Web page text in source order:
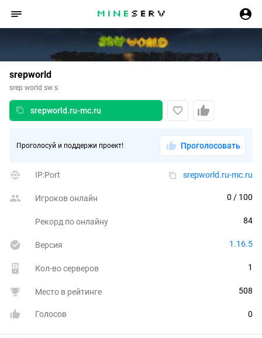
srepworld
srep world sw s
srepworld.ru-mc.ru
Проголосуй и поддержи проект! Проголосовать
IP:Port srepworld.ru-mc.ru
Игроков онлайн 0 / 100
Рекорд по онлайну 84
Версия 1.16.5
Кол-во серверов 1
Место в рейтинге 508
Голосов 0